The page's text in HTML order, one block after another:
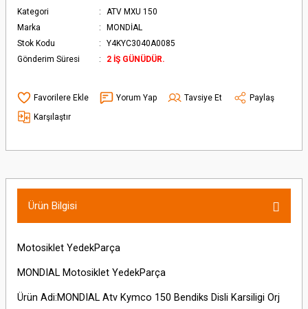
Kategori
ATV MXU 150
Marka
MONDİAL
Stok Kodu
Y4KYC3040A0085
Gönderim Süresi
2 İŞ GÜNÜDÜR.
Yorum Yap Tavsiye Et
Paylaş
Karşılaştır
Ürün Bilgisi
Motosiklet YedekParça
MONDIAL Motosiklet YedekParça
Ürün Adi:MONDIAL Atv Kymco 150 Bendiks Disli Karsiligi Orj